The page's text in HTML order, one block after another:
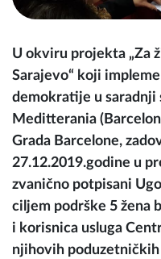
U okviru projekta „Za
Sarajevo“ koji
demokratije u saradnji
Meditterania
Grada Barcelone,
27.12.2019.godine u
zvanično potpisani
ciljem podrške 5 žena
i korisnica usluga
njihovih